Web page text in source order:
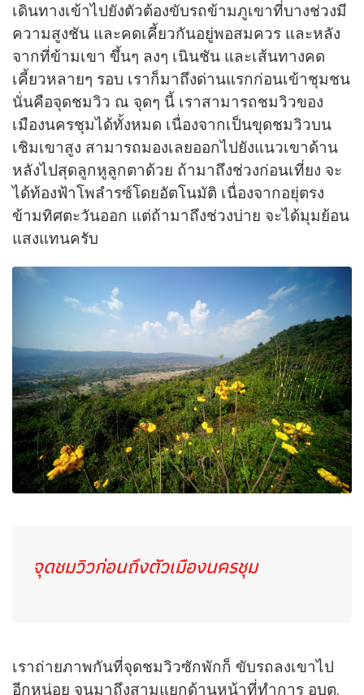
เดินทางเข้าไปยังตัวต้องขับรถข้ามภูเขาที่บางช่วงมี
ความสูงชัน และคดเคี้ยวกันอยู่พอสมควร และหลัง
จากที่ข้ามเขา ขึ้นๆ ลงๆ เนินชัน และเส้นทางคด
เคี้ยวหลายๆ รอบ เราก็มาถึงด่านแรกก่อนเข้าชุมชน
นั่นคือจุดชมวิว ณ จุดๆ นี้ เราสามารถชมวิวของ
เมืองนครชุมได้ทั้งหมด เนื่องจากเป็นขุดชมวิวบน
เชิมเขาสูง สามารถมองเลยออกไปยังแนวเขาด้าน
หลังไปสุดลูกหูลูกตาด้วย ถ้ามาถึงช่วงก่อนเที่ยง จะ
ได้ท้องฟ้าโพลำรซ์โดยอัตโนมัติ เนื่องจากอยุ่ตรง
ข้ามทิศตะวันออก แต่ถ้ามาถึงช่วงบ่าย จะได้มุมย้อน
แสงแทนครับ
จุดชมวิวก่อนถึงตัวเมืองนครชุม
เราถ่ายภาพกันที่จุดชมวิวซักพักก็ ขับรถลงเขาไป
อีกหน่อย จนมาถึงสามแยกด้านหน้าที่ทำการ อบต.